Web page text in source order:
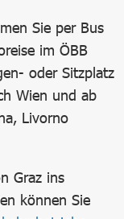
Sie per Bus
im ÖBB
oder Sitzplatz
Wien und ab
Livorno
Graz ins
können Sie